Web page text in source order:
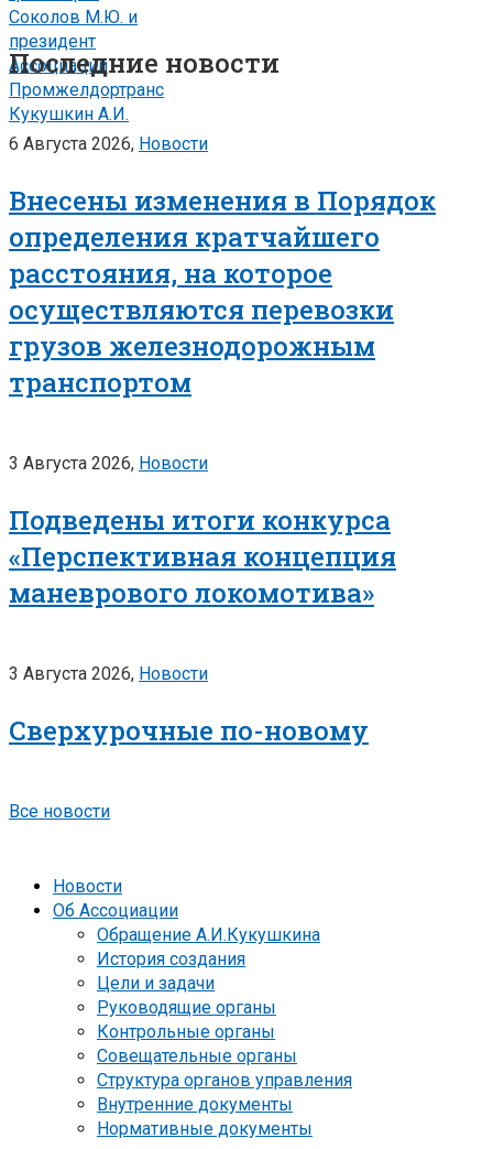
Соколов М.Ю. и
президент
Ассоциации
Промжелдортранс
Кукушкин А.И.
Последние новости
6 Августа 2026, Новости
Внесены изменения в Порядок
определения кратчайшего
расстояния, на которое
осуществляются перевозки
грузов железнодорожным
транспортом
3 Августа 2026, Новости
Подведены итоги конкурса
«Перспективная концепция
маневрового локомотива»
3 Августа 2026, Новости
Сверхурочные по-новому
Все новости
Новости
Об Ассоциации
Обращение А.И.Кукушкина
История создания
Цели и задачи
Руководящие органы
Контрольные органы
Совещательные органы
Структура органов управления
Внутренние документы
Нормативные документы